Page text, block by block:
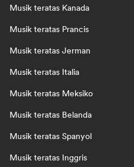
Musik teratas Kanada
Musik teratas Prancis
Musik teratas Jerman
Musik teratas Italia
Musik teratas Meksiko
Musik teratas Belanda
Musik teratas Spanyol
Musik teratas Inggris